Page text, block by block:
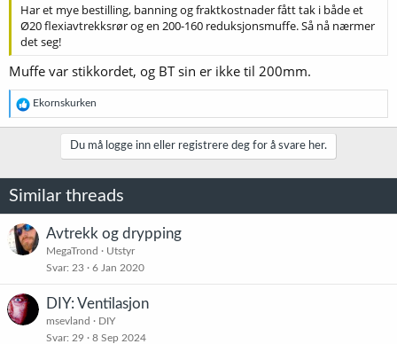
Har et mye bestilling, banning og fraktkostnader fått tak i både et
Ø20 flexiavtrekksrør og en 200-160 reduksjonsmuffe. Så nå nærmer
det seg!
Muffe var stikkordet, og BT sin er ikke til 200mm.
R
e
a
n
e
r
:
Ekornskurken
Du må logge inn eller registrere deg for å svare her.
Similar threads
Avtrekk og drypping
MegaTrond
Utstyr
Svar 23 6 Jan 2020
DIY: Ventilasjon
msevland
DIY
Svar 29 8 Sep 2024